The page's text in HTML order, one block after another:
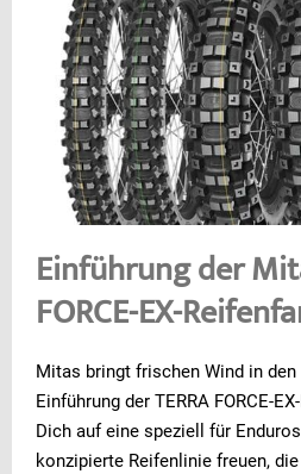
Einführung der
FORCE-EX-
Mitas bringt frischen Wind in
Einführung der TERRA FORCE-
Dich auf eine speziell für
konzipierte Reifenlinie freuen,